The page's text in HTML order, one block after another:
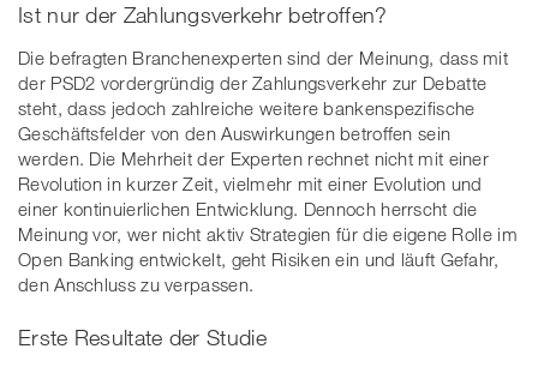
Ist nur der Zahlungsverkehr betroffen?
Die befragten Branchenexperten sind der Meinung, dass mit
der PSD2 vordergründig der Zahlungsverkehr zur Debatte
steht, dass jedoch zahlreiche weitere bankenspezifische
Geschäftsfelder von den Auswirkungen betroffen sein
werden. Die Mehrheit der Experten rechnet nicht mit einer
Revolution in kurzer Zeit, vielmehr mit einer Evolution und
einer kontinuierlichen Entwicklung. Dennoch herrscht die
Meinung vor, wer nicht aktiv Strategien für die eigene Rolle im
Open Banking entwickelt, geht Risiken ein und läuft Gefahr,
den Anschluss zu verpassen.
Erste Resultate der Studie